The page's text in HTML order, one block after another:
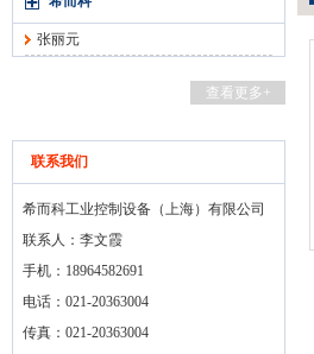
张丽元
查看更多+
联系我们
希而科工业控制设备（上海）有限公司
联系人：李文霞
手机：18964582691
电话：021-20363004
传真：021-20363004